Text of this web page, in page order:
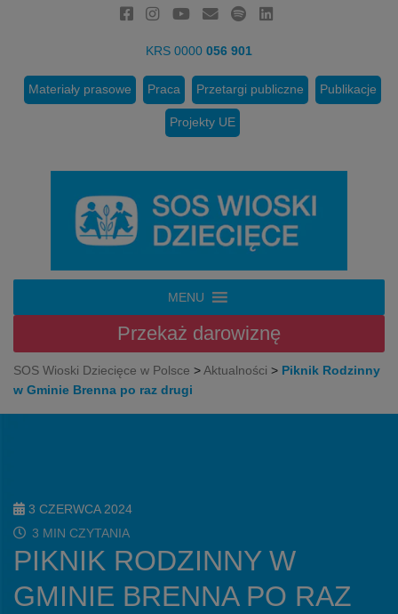
KRS 0000 056 901
Materiały prasowe Praca Przetargi publiczne Publikacje
Projekty UE
MENU
Przekaż darowiznę
SOS Wioski Dziecięce w Polsce >Aktualności > Piknik Rodzinny
w Gminie Brenna po raz drugi
3 CZERWCA 2024
3 MIN CZYTANIA
PIKNIK RODZINNY W
GMINIE BRENNA PO RAZ